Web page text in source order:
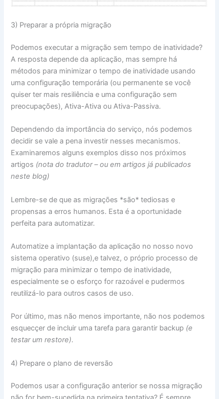
3) Preparar a própria migração
Podemos executar a migração sem tempo de inatividade?
A resposta depende da aplicação, mas sempre há
métodos para minimizar o tempo de inatividade usando
uma configuração temporária (ou permanente se você
quiser ter mais resiliência e uma configuração sem
preocupações), Ativa-Ativa ou Ativa-Passiva.
Dependendo da importância do serviço, nós podemos
decidir se vale a pena investir nesses mecanismos.
Examinaremos alguns exemplos disso nos próximos
artigos (nota do tradutor – ou em artigos já publicados
neste blog)
Lembre-se de que as migrações *são* tediosas e
propensas a erros humanos. Esta é a oportunidade
perfeita para automatizar.
Automatize a implantação da aplicação no nosso novo
sistema operativo (suse),e talvez, o próprio processo de
migração para minimizar o tempo de inatividade,
especialmente se o esforço for razoável e pudermos
reutilizá-lo para outros casos de uso.
Por último, mas não menos importante, não nos podemos
esquecçer de incluir uma tarefa para garantir backup (e
testar um restore).
4) Prepare o plano de reversão
Podemos usar a configuração anterior se nossa migração